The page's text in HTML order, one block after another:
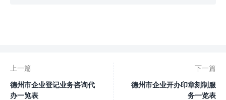
上一篇
德州市企业登记业务咨询代
办一览表
下一篇
德州市企业开办印章刻制服
务一览表